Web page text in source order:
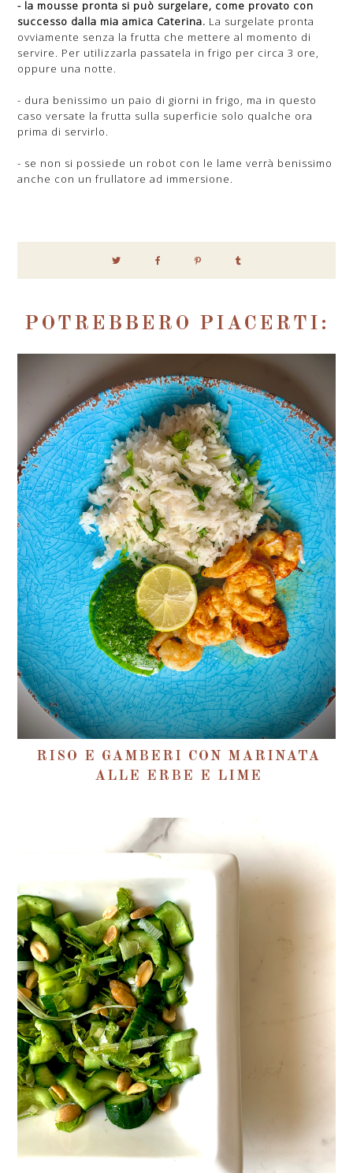
- la mousse pronta si può surgelare, come provato con
successo dalla mia amica Caterina. La surgelate pronta
ovviamente senza la frutta che mettere al momento di
servire. Per utilizzarla passatela in frigo per circa 3 ore,
oppure una notte.
- dura benissimo un paio di giorni in frigo, ma in questo
caso versate la frutta sulla superficie solo qualche ora
prima di servirlo.
- se non si possiede un robot con le lame verrà benissimo
anche con un frullatore ad immersione.
POTREBBERO PIACERTI:
RISO E GAMBERI CON MARINATA
ALLE ERBE E LIME